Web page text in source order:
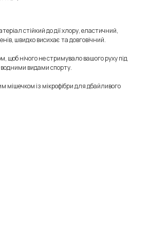
стійкий до дії хлору, еластичний,
швидко висихає та довговічний.
щоб нічого не стримувало вашого руху під
водними видами спорту.
мішечком із мікрофібри для дбайливого